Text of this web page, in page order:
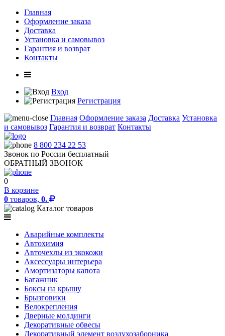
Главная
Оформление заказа
Доставка
Установка и самовывоз
Гарантия и возврат
Контакты
Вход
Регистрация
Главная Оформление заказа Доставка Установка
и самовывоз Гарантия и возврат Контакты
8 800 234 22 53
Звонок по России бесплатный
ОБРАТНЫЙ ЗВОНОК
0
В корзине
0 товаров, 0.
Каталог товаров
Аварийные комплекты
Автохимия
Авточехлы из экокожи
Аксессуары интерьера
Амортизаторы капота
Багажник
Боксы на крышу
Брызговики
Велокрепления
Дверные молдинги
Декоративные обвесы
Декоративный элемент воздухозаборника